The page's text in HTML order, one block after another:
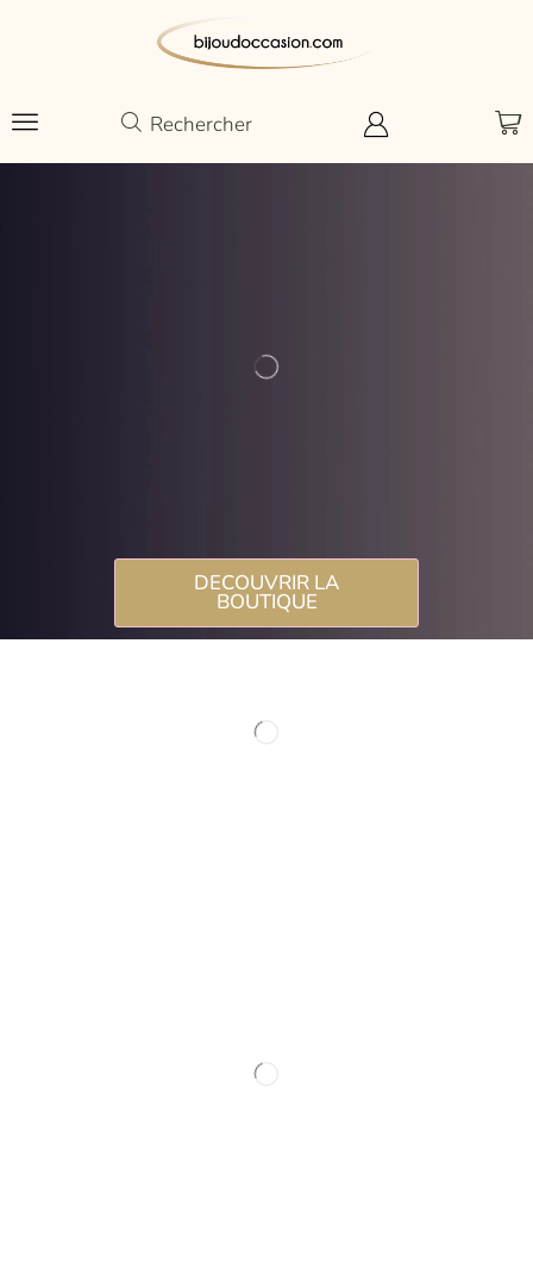
Rechercher
DECOUVRIR LA
BOUTIQUE